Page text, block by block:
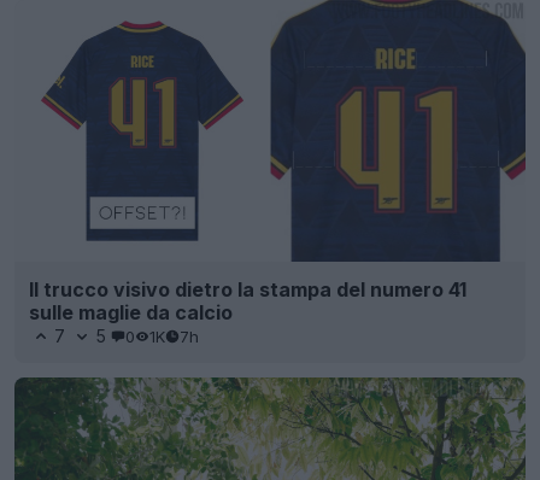
Il trucco visivo dietro la stampa del numero 41
sulle maglie da calcio
7 5 0 1K 7h